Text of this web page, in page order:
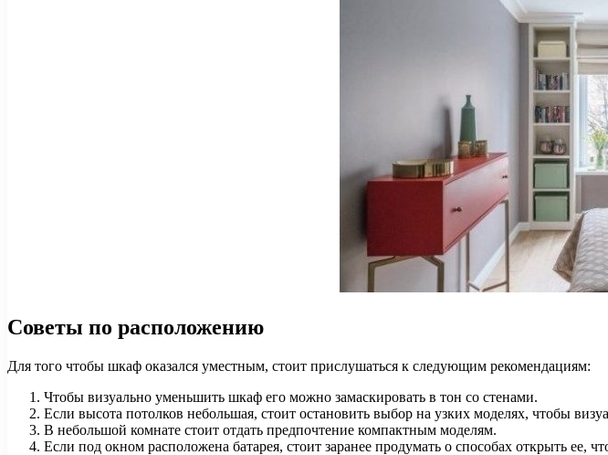
Советы по расположению
Для того чтобы шкаф оказался уместным, стоит прислушаться к следующим рекомендациям:
Чтобы визуально уменьшить шкаф его можно замаскировать в тон со стенами.
Если высота потолков небольшая, стоит остановить выбор на узких моделях, чтобы
В небольшой комнате стоит отдать предпочтение компактным моделям.
Если под окном расположена батарея, стоит заранее продумать о способах открыть ее,